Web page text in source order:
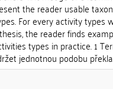
the reader usable
For every activity types
the reader finds
types in practice. 1
jednotnou podobu